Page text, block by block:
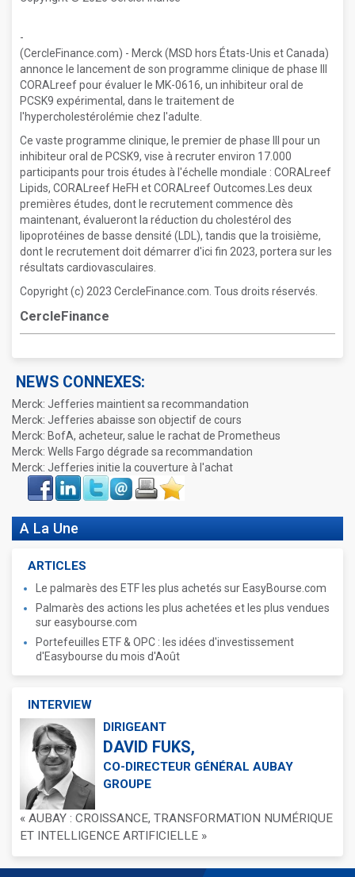
-
(CercleFinance.com) - Merck (MSD hors États-Unis et Canada)
annonce le lancement de son programme clinique de phase III
CORALreef pour évaluer le MK-0616, un inhibiteur oral de
PCSK9 expérimental, dans le traitement de
l'hypercholestérolémie chez l'adulte.
Ce vaste programme clinique, le premier de phase III pour un
inhibiteur oral de PCSK9, vise à recruter environ 17.000
participants pour trois études à l'échelle mondiale : CORALreef
Lipids, CORALreef HeFH et CORALreef Outcomes.Les deux
premières études, dont le recrutement commence dès
maintenant, évalueront la réduction du cholestérol des
lipoprotéines de basse densité (LDL), tandis que la troisième,
dont le recrutement doit démarrer d'ici fin 2023, portera sur les
résultats cardiovasculaires.
Copyright (c) 2023 CercleFinance.com. Tous droits réservés.
CercleFinance
NEWS CONNEXES:
Merck: Jefferies maintient sa recommandation
Merck: Jefferies abaisse son objectif de cours
Merck: BofA, acheteur, salue le rachat de Prometheus
Merck: Wells Fargo dégrade sa recommandation
Merck: Jefferies initie la couverture à l'achat
Face
book
LinkIn Twitter Envoyer ImprimerFavoris
A La Une
ARTICLES
Le palmarès des ETF les plus achetés sur EasyBourse.com
Palmarès des actions les plus achetées et les plus vendues
sur easybourse.com
Portefeuilles ETF & OPC : les idées d'investissement
d'Easybourse du mois d'Août
INTERVIEW
DIRIGEANT
DAVID FUKS,
CO-DIRECTEUR GÉNÉRAL AUBAY
GROUPE
« AUBAY : CROISSANCE, TRANSFORMATION NUMÉRIQUE
ET INTELLIGENCE ARTIFICIELLE »